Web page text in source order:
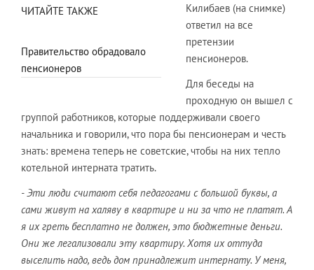
ЧИТАЙТЕ ТАКЖЕ
Правительство обрадовало
пенсионеров
Килибаев (на снимке)
ответил на все
претензии
пенсионеров.
Для беседы на
проходную он вышел с
группой работников, которые поддерживали своего
начальника и говорили, что пора бы пенсионерам и честь
знать: времена теперь не советские, чтобы на них тепло
котельной интерната тратить.
- Эти люди считают себя педагогами с большой буквы, а
сами живут на халяву в квартире и ни за что не платят. А
я их греть бесплатно не должен, это бюджетные деньги.
Они же легализовали эту квартиру. Хотя их оттуда
выселить надо, ведь дом принадлежит интернату. У меня,